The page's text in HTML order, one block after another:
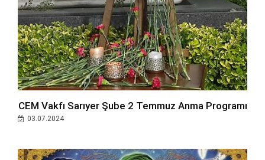
CEM Vakfı Sarıyer Şube 2 Temmuz Anma Programı
03.07.2024